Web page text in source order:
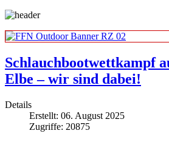
Schlauchbootwettkampf
Elbe – wir sind dabei!
Details
Erstellt: 06. August 2025
Zugriffe: 20875